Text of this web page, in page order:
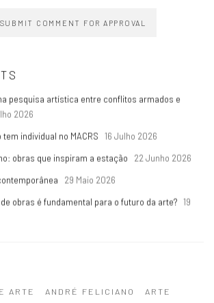
SUBMIT COMMENT FOR APPROVAL
pesquisa artística entre conflitos armados e
2026
individual no MACRS
16 Julho 2026
obras que inspiram a estação
22 Junho 2026
29 Maio 2026
obras é fundamental para o futuro da arte? 19
ARTE ANDRÉ FELICIANO
ARTE